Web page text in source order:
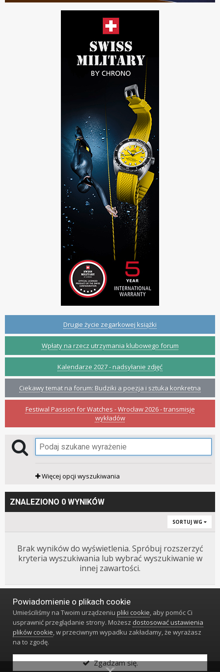
Drugie życie zegarkowej książki
Wpłaty na rzecz utrzymania klubowego forum
Kalendarze 2027 - nadsyłanie zdjęć
Ciekawy temat na forum: Budziki a poezja i sztuka konkretna
Festiwal Passion for Watches - Wrocław 2026 - transmisje
wykładów
Więcej opcji wyszukiwania
ZNALEZIONO 0 WYNIKÓW
SORTUJ WG
Brak wyników do wyświetlenia. Spróbuj rozszerzyć
kryteria wyszukiwania lub wybrać wyszukiwanie w
innej zawartości.
Język Styl Polityka prywatności
Klub Miłośników Zegarów i Zegarków
Powered by Invision Community
Powiadomienie o plikach cookie
Umieściliśmy na Twoim urządzeniupliki cookie, aby pomóc Ci
usprawnić przeglądanie strony. Możesz dostosować ustawienia
plików cookie, w przeciwnym wypadku zakładamy, że wyrażasz
na to zgodę.
Zgadzam się.